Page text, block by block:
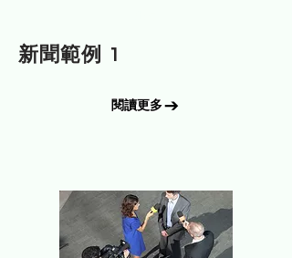
新聞範例 1
閱讀更多